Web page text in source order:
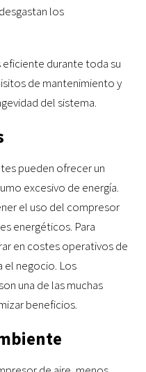
los
durante toda su
de mantenimiento y
del sistema.
pueden ofrecer un
excesivo de energía.
el uso del compresor
energéticos. Para
en costes operativos de
el negocio. Los
una de las muchas
beneficios.